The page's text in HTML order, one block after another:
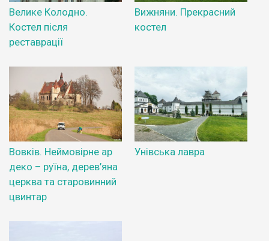
Велике Колодно.
Костел після
реставрації
Вижняни. Прекрасний
костел
Вовків. Неймовірне ар
деко – руїна, дерев’яна
церква та старовинний
цвинтар
Унівська лавра